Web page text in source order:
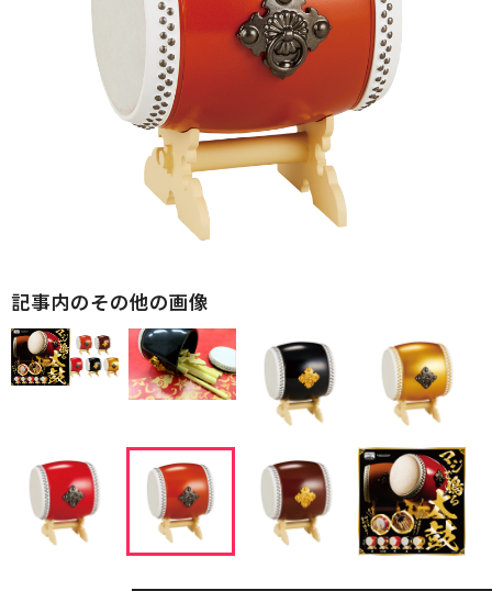
記事内のその他の画像